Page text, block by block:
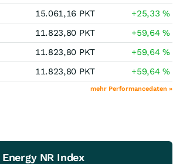
15.061,16 PKT +25,33%
11.823,80 PKT +59,64%
11.823,80 PKT +59,64%
11.823,80 PKT +59,64%
mehr Performancedaten »
NR Index